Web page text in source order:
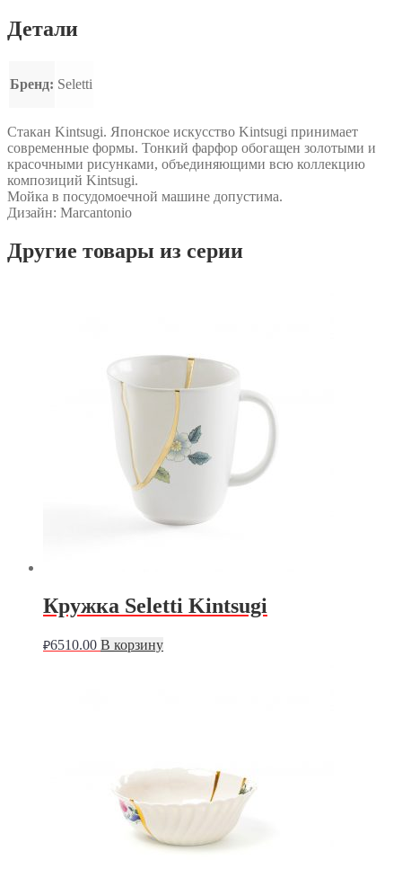
Детали
Бренд: Seletti
Стакан Kintsugi. Японское искусство Kintsugi принимает
современные формы. Тонкий фарфор обогащен золотыми и
красочными рисунками, объединяющими всю коллекцию
композиций Kintsugi.
Мойка в посудомоечной машине допустима.
Дизайн: Marcantonio
Другие товары из серии
Кружка Seletti Kintsugi
₽6510.00 В корзину